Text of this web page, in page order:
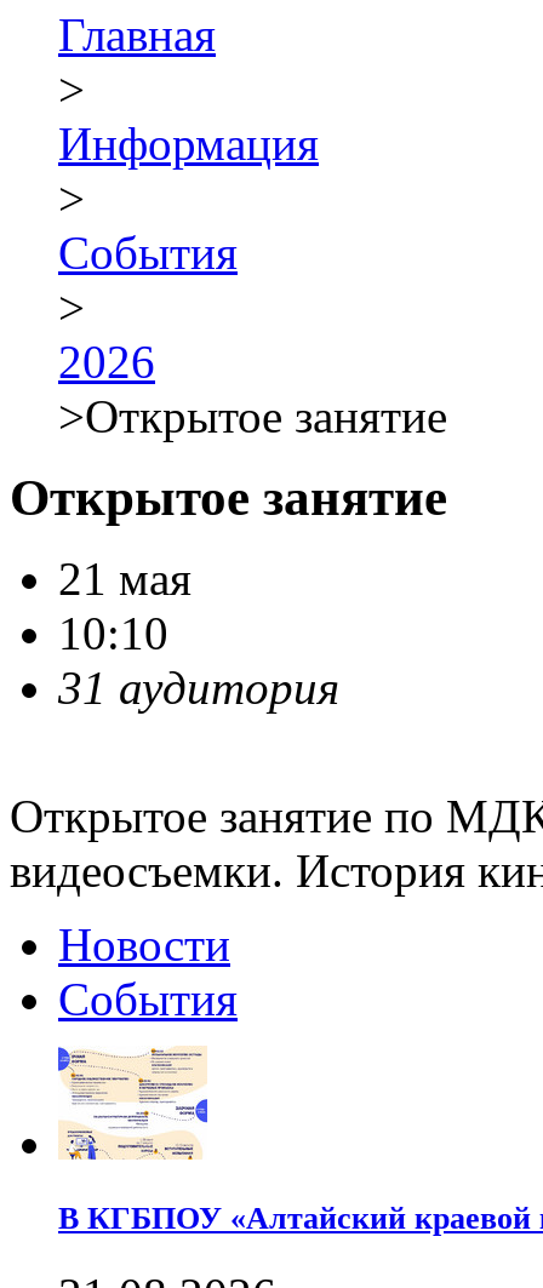
Главная
>
Информация
>
События
>
2026
>Открытое занятие
Открытое занятие
21 мая
10:10
31 аудитория
Открытое занятие по
видеосъемки. История
Новости
События
В КГБПОУ «Алтайский краевой